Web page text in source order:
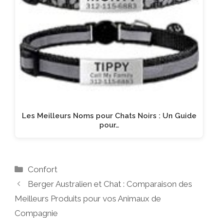
Les Meilleurs Noms pour Chats Noirs : Un Guide
pour…
Catégories
Confort
Berger Australien et Chat : Comparaison des
Meilleurs Produits pour vos Animaux de
Compagnie